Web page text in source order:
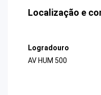
Localização e
Logradouro
AV HUM 500